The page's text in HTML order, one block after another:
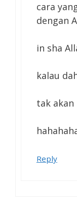
cara
dengan
in sha
kalau
tak akan
Reply